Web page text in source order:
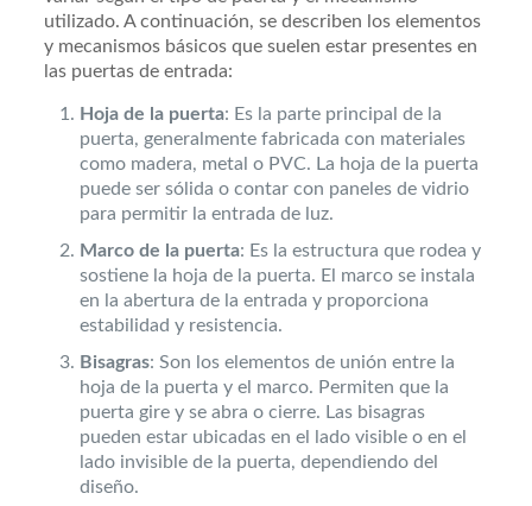
utilizado. A continuación, se describen los elementos
y mecanismos básicos que suelen estar presentes en
las puertas de entrada:
Hoja de la puerta: Es la parte principal de la
puerta, generalmente fabricada con materiales
como madera, metal o PVC. La hoja de la puerta
puede ser sólida o contar con paneles de vidrio
para permitir la entrada de luz.
Marco de la puerta: Es la estructura que rodea y
sostiene la hoja de la puerta. El marco se instala
en la abertura de la entrada y proporciona
estabilidad y resistencia.
Bisagras: Son los elementos de unión entre la
hoja de la puerta y el marco. Permiten que la
puerta gire y se abra o cierre. Las bisagras
pueden estar ubicadas en el lado visible o en el
lado invisible de la puerta, dependiendo del
diseño.